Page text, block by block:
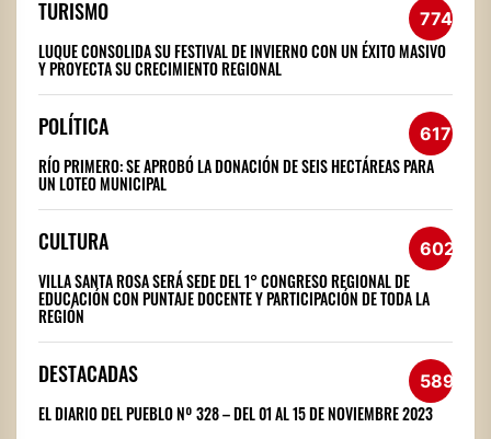
TURISMO 774
LUQUE CONSOLIDA SU FESTIVAL DE INVIERNO CON UN ÉXITO MASIVO
Y PROYECTA SU CRECIMIENTO REGIONAL
POLÍTICA 617
RÍO PRIMERO: SE APROBÓ LA DONACIÓN DE SEIS HECTÁREAS PARA
UN LOTEO MUNICIPAL
CULTURA 602
VILLA SANTA ROSA SERÁ SEDE DEL 1° CONGRESO REGIONAL DE
EDUCACIÓN CON PUNTAJE DOCENTE Y PARTICIPACIÓN DE TODA LA
REGIÓN
DESTACADAS 589
EL DIARIO DEL PUEBLO Nº 328 – DEL 01 AL 15 DE NOVIEMBRE 2023